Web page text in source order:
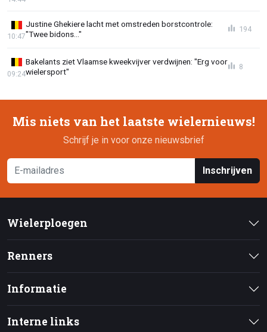
Justine Ghekiere lacht met omstreden borstcontrole:
"Twee bidons..."
10:47
194
Bakelants ziet Vlaamse kweekvijver verdwijnen: "Erg voor
wielersport"
09:24
8
Mis niets van het laatste wielernieuws!
Schrijf je in voor onze nieuwsbrief
Inschrijven
Wielerploegen
Renners
Informatie
Interne links